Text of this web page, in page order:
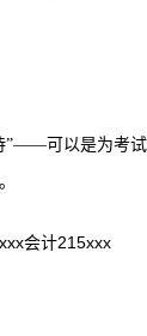
”——可以是为考
会计215xxx